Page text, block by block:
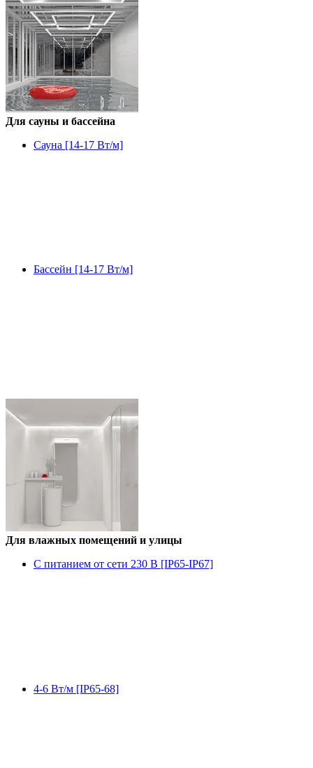
Для сауны и бассейна
Сауна [14-17 Вт/м]
Бассейн [14-17 Вт/м]
Для влажных помещений и улицы
С питанием от сети 230 В [IP65-IP67]
4-6 Вт/м [IP65-68]